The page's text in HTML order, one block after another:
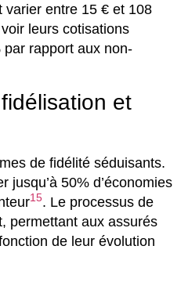
varier entre 15 € et 108
leurs cotisations
rapport aux non-
et
de fidélité séduisants.
jusqu’à 50% d’économies
15. Le processus de
permettant aux assurés
de leur évolution